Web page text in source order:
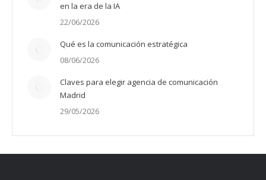
en la era de la IA
22/06/2026
Qué es la comunicación estratégica
08/06/2026
Claves para elegir agencia de comunicación
Madrid
29/05/2026